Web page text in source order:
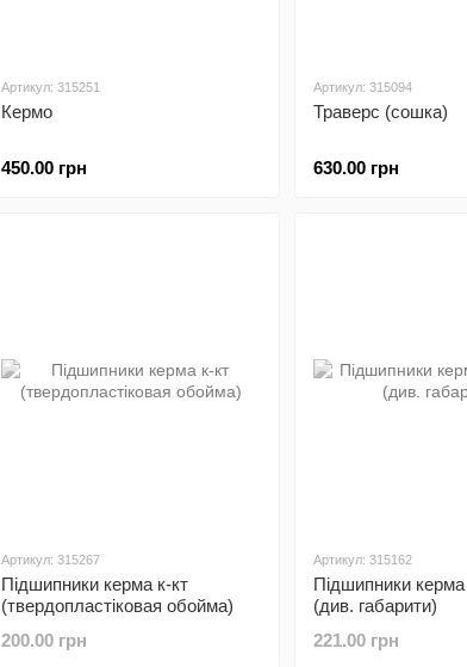
Артикул: 315251
Кермо
450.00 грн
Артикул: 315094
Траверс (сошка)
630.00 грн
Артикул: 315267
Підшипники керма к-кт
(твердопластіковая обойма)
200.00 грн
Артикул: 315162
Підшипники керма
(див. габарити)
221.00 грн